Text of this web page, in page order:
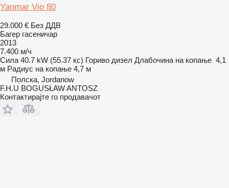
Yanmar Vio 80
29.000 € Без ДДВ
Багер гасеничар
2013
7.400 м/ч
Сила 40.7 kW (55.37 кс) Гориво дизел Длабочина на копање 4,1
м Радиус на копање 4,7 м
Полска, Jordanow
F.H.U BOGUSŁAW ANTOSZ
Контактирајте го продавачот